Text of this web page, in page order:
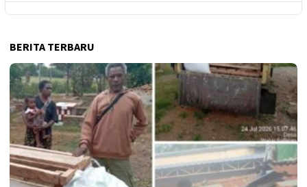
BERITA TERBARU